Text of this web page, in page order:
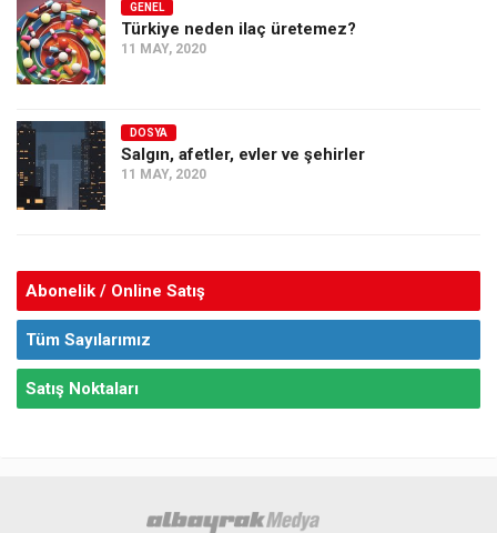
GENEL
Türkiye neden ilaç üretemez?
11 MAY, 2020
DOSYA
Salgın, afetler, evler ve şehirler
11 MAY, 2020
Abonelik / Online Satış
Tüm Sayılarımız
Satış Noktaları